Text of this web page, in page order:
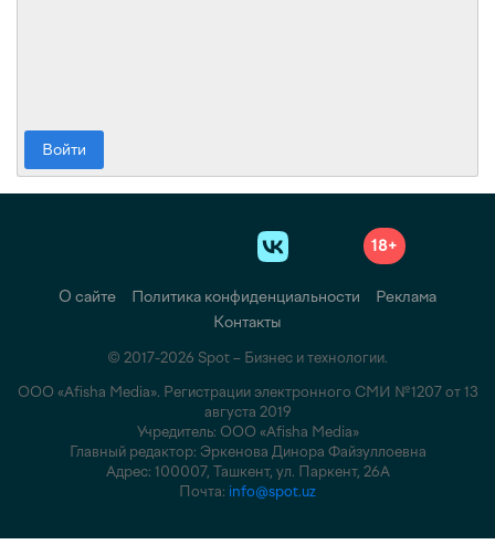
Войти
18+
О сайте Политика конфиденциальности
Реклама
Контакты
© 2017-2026 Spot – Бизнес и технологии.
ООО «Afisha Media». Регистрации электронного СМИ №1207 от 13
августа 2019
Учредитель: ООО «Afisha Media»
Главный редактор: Эркенова Динора Файзуллоевна
Адрес: 100007, Ташкент, ул. Паркент, 26А
Почта: info@spot.uz